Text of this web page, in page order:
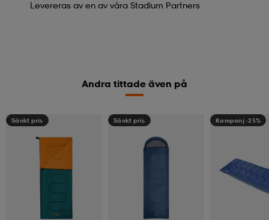
Levereras av en av våra Stadium Partners
Andra tittade även på
Sänkt pris Sänkt pris Kampanj -25%